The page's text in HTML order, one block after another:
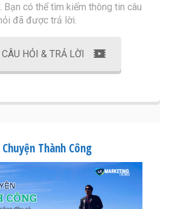
Bạn có thể tìm kiếm thông tin câu
đã được trả lời.
HỎI & TRẢ LỜI
Thành Công